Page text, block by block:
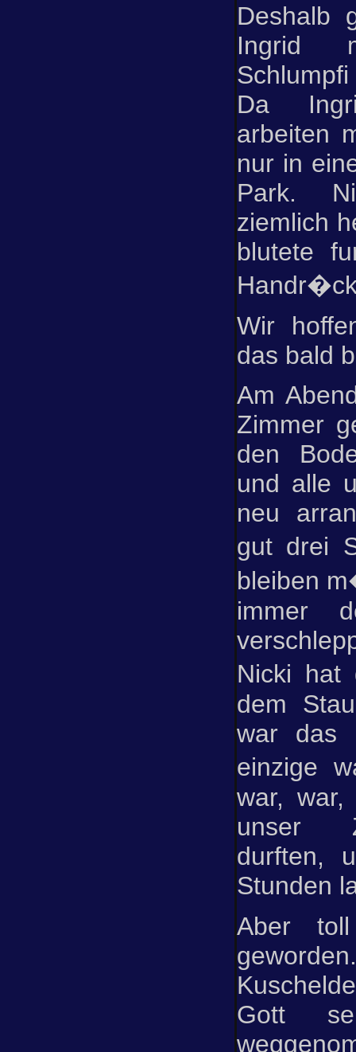
Deshalb
Ingrid
Da
arbeiten
nur in
Park.
ziemlich
blutete
Wir
das bald
Am
Zimmer
den
und alle
neu
gut drei
bleiben
immer
Nicki hat
dem
war das
einzige
war,
unser
durften,
Stunden
Aber
Gott